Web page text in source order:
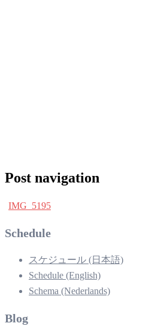
Post navigation
IMG_5195
Schedule
スケジュール (日本語)
Schedule (English)
Schema (Nederlands)
Blog